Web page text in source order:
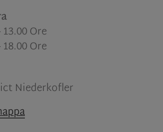
13.00 Ore
18.00 Ore
Niederkofler